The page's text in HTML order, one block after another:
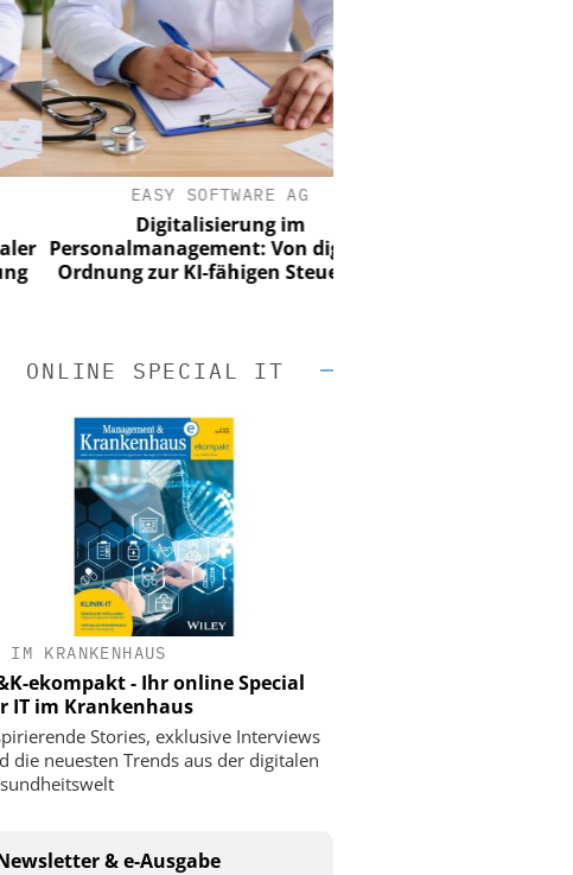
EASY SOFTWARE AG
Digitalisierung im
Personalmanagement: Von digitaler
Ordnung zur KI-fähigen Steuerung
ONLINE SPECIAL IT
KRANKENHAUS
ekompakt - Ihr online Special
IT im Krankenhaus
Stories, exklusive Interviews
die neuesten Trends aus der digitalen
& e-Ausgabe